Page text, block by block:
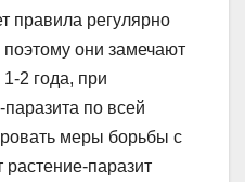
правила регулярно
они замечают
1-2 года, при
по всей
меры борьбы с
растение-паразит